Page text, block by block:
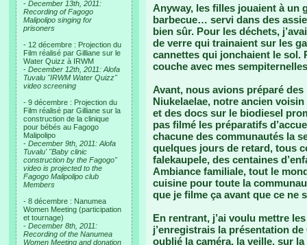
- December 13th, 2011:
Recording of Fagogo
Malipolipo singing for
prisoners
- 12 décembre : Projection du
Film réalisé par Gilliane sur le
Water Quizz à IRWM
- December 12th, 2011: Alofa
Tuvalu "IRWM Water Quizz"
video screening
- 9 décembre : Projection du
Film réalisé par Gilliane sur la
construction de la clinique
pour bébés au Fagogo
Malipolipo
- December 9th, 2011: Alofa
Tuvalu' "Baby clinic
construction by the Fagogo"
video is projected to the
Fagogo Malipolipo club
Members
- 8 décembre : Nanumea
Women Meeting (participation
et tournage)
- December 8th, 2011:
Recording of the Nanumea
Women Meeting and donation
Anyway, les filles jouaient à un
barbecue… servi dans des
bien sûr. Pour les déchets,
de verre qui trainaient sur les
cannettes qui jonchaient le sol.
couche avec mes
Avant, nous avions préparé
Niukelaelae, notre ancien
et des docs sur le biodiesel
pas filmé les préparatifs
chacune des communautés la
quelques jours de retard, tous
falekaupele, des centaines
Ambiance familiale, tout le
cuisine pour toute la
que je filme ça avant que ce ne
En rentrant, j’ai voulu mettre
j’enregistrais la présentation
oublié la caméra, la veille, sur